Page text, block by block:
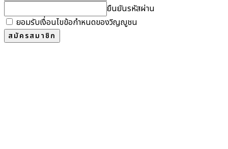
ยืนยันรหัสผ่าน
ยอมรับเงื่อนไขข้อกำหนดของวิญญูชน